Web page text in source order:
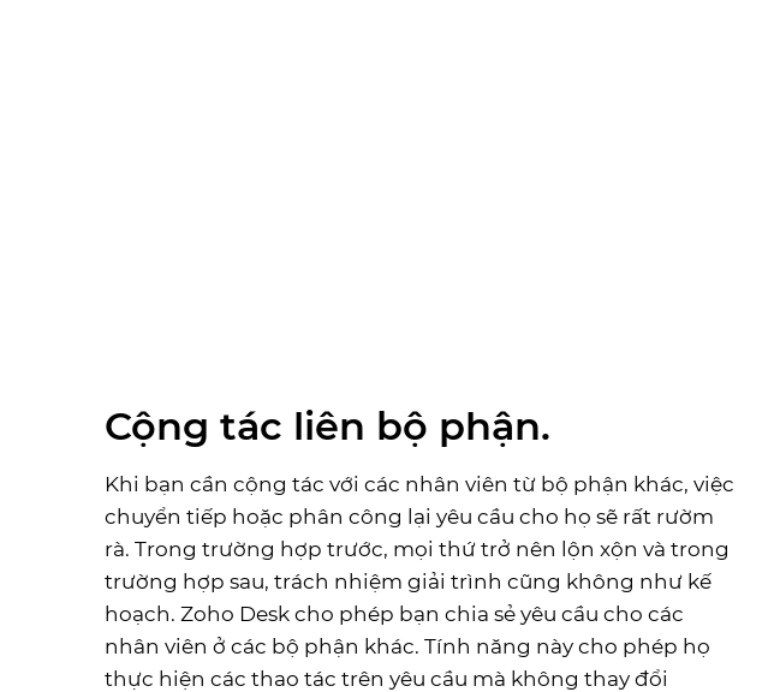
Cộng tác liên bộ phận.
Khi bạn cần cộng tác với các nhân viên từ bộ phận khác, việc
chuyển tiếp hoặc phân công lại yêu cầu cho họ sẽ rất rườm
rà. Trong trường hợp trước, mọi thứ trở nên lộn xộn và trong
trường hợp sau, trách nhiệm giải trình cũng không như kế
hoạch. Zoho Desk cho phép bạn chia sẻ yêu cầu cho các
nhân viên ở các bộ phận khác. Tính năng này cho phép họ
thực hiện các thao tác trên yêu cầu mà không thay đổi